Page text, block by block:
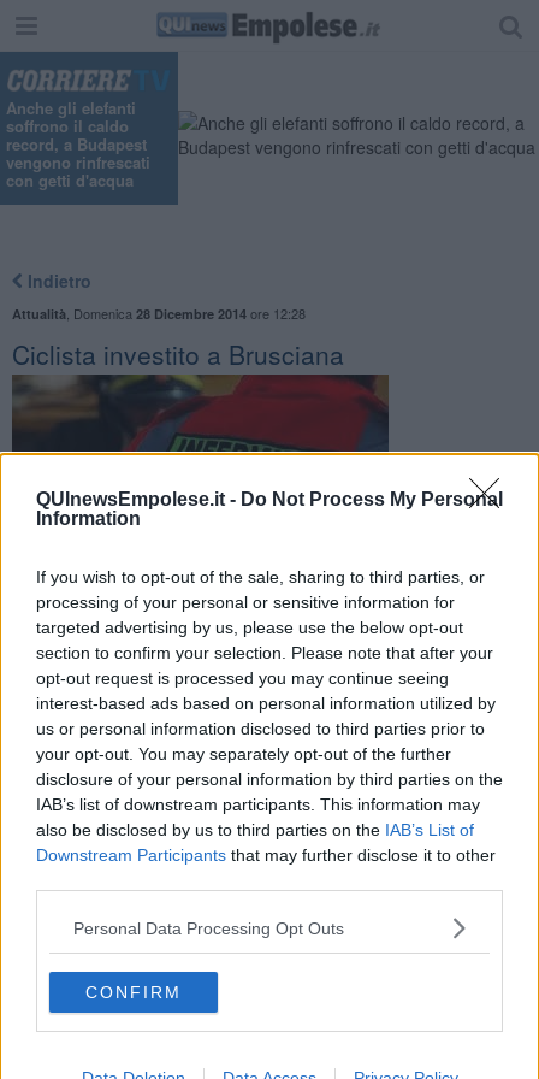
QUInewsEmpolese.it - Do Not Process My Personal
Information
If you wish to opt-out of the sale, sharing to third parties, or
processing of your personal or sensitive information for
targeted advertising by us, please use the below opt-out
section to confirm your selection. Please note that after your
opt-out request is processed you may continue seeing
interest-based ads based on personal information utilized by
us or personal information disclosed to third parties prior to
your opt-out. You may separately opt-out of the further
disclosure of your personal information by third parties on the
IAB’s list of downstream participants. This information may
also be disclosed by us to third parties on the IAB’s List of
Downstream Participants that may further disclose it to other
Personal Data Processing Opt Outs
CONFIRM
Anche gli elefanti
soffrono il caldo
record, a Budapest
vengono rinfrescati
con getti d'acqua
Indietro
Attualità Domenica 28 Dicembre 2014ore 12:28
Ciclista investito a Brusciana
L'incidente è avvenuto verso le ore 10 in via Senese Romana.
L'uomo, soccorso dal personale del 118, non sarebbe in gravi
condizioni
EMPOLI —Sul luogo dell'incidente, insieme all'ambulanza, è
intervenuta la polizia municipale dell'Unione dei Comuni,che ha
fatto i rilievi necessari per capire la dinamica dell'incidente.